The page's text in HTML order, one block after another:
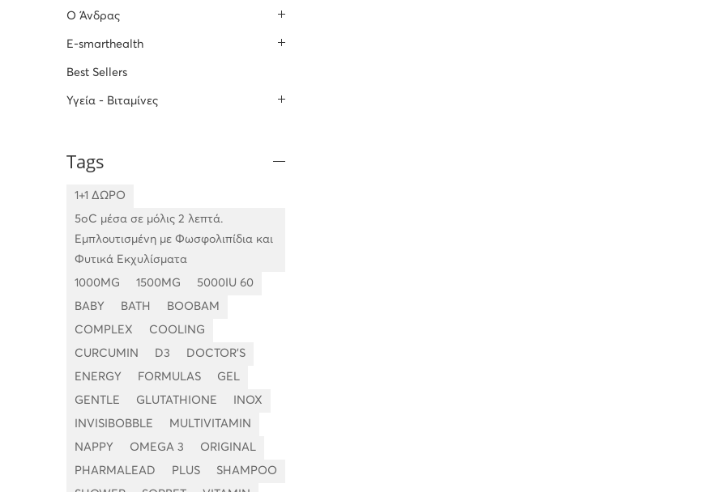
O Άνδρας
E-smarthealth
Best Sellers
Υγεία - Βιταμίνες
Tags
1+1 ΔΩΡΟ
5oC μέσα σε μόλις 2 λεπτά.
Εμπλουτισμένη με Φωσφολιπίδια και
Φυτικά Εκχυλίσματα
1000MG 1500MG 5000IU 60
BABY BATH BOOBAM
COMPLEX COOLING
CURCUMIN D3 DOCTOR'S
ENERGY FORMULAS GEL
GENTLE GLUTATHIONE INOX
INVISIBOBBLE MULTIVITAMIN
NAPPY OMEGA 3 ORIGINAL
PHARMALEAD PLUS SHAMPOO